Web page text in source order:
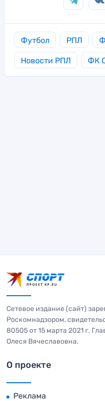
Футбол РПЛ
Новости РПЛ ФК
Сетевое издание (сайт)
Роскомнадзором,
80505 от 15 марта 2021 г.
Олеся Вячеславовна.
О проекте
Реклама